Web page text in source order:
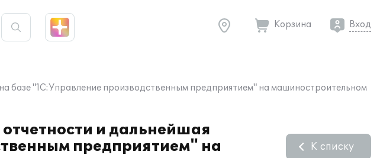
Корзина Вход
базе "1С:Управление производственным предприятием" на машиностроительном
и дальнейшая
предприятием" на
К списку